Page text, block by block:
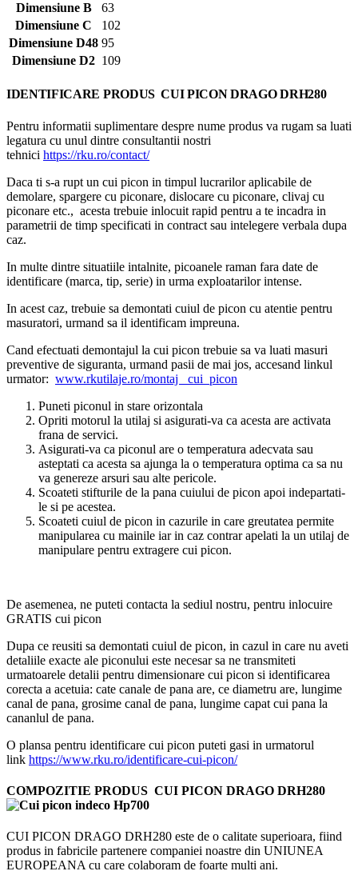
Dimensiune B
63
Dimensiune C
102
Dimensiune D48 95
Dimensiune D2 109
IDENTIFICARE PRODUS CUI PICON DRAGO DRH280
Pentru informatii suplimentare despre nume produs va rugam sa luati
legatura cu unul dintre consultantii nostri
tehnici https://rku.ro/contact/
Daca ti s-a rupt un cui picon in timpul lucrarilor aplicabile de
demolare, spargere cu piconare, dislocare cu piconare, clivaj cu
piconare etc., acesta trebuie inlocuit rapid pentru a te incadra in
parametrii de timp specificati in contract sau intelegere verbala dupa
caz.
In multe dintre situatiile intalnite, picoanele raman fara date de
identificare (marca, tip, serie) in urma exploatarilor intense.
In acest caz, trebuie sa demontati cuiul de picon cu atentie pentru
masuratori, urmand sa il identificam impreuna.
Cand efectuati demontajul la cui picon trebuie sa va luati masuri
preventive de siguranta, urmand pasii de mai jos, accesand linkul
urmator: www.rkutilaje.ro/montaj _cui_picon
Puneti piconul in stare orizontala
Opriti motorul la utilaj si asigurati-va ca acesta are activata
frana de servici.
Asigurati-va ca piconul are o temperatura adecvata sau
asteptati ca acesta sa ajunga la o temperatura optima ca sa nu
va genereze arsuri sau alte pericole.
Scoateti stifturile de la pana cuiului de picon apoi indepartati-
le si pe acestea.
Scoateti cuiul de picon in cazurile in care greutatea permite
manipularea cu mainile iar in caz contrar apelati la un utilaj de
manipulare pentru extragere cui picon.
De asemenea, ne puteti contacta la sediul nostru, pentru inlocuire
GRATIS cui picon
Dupa ce reusiti sa demontati cuiul de picon, in cazul in care nu aveti
detaliile exacte ale piconului este necesar sa ne transmiteti
urmatoarele detalii pentru dimensionare cui picon si identificarea
corecta a acetuia: cate canale de pana are, ce diametru are, lungime
canal de pana, grosime canal de pana, lungime capat cui pana la
cananlul de pana.
O plansa pentru identificare cui picon puteti gasi in urmatorul
link https://www.rku.ro/identificare-cui-picon/
COMPOZITIE PRODUS CUI PICON DRAGO DRH280
CUI PICON DRAGO DRH280 este de o calitate superioara, fiind
produs in fabricile partenere companiei noastre din UNIUNEA
EUROPEANA cu care colaboram de foarte multi ani.